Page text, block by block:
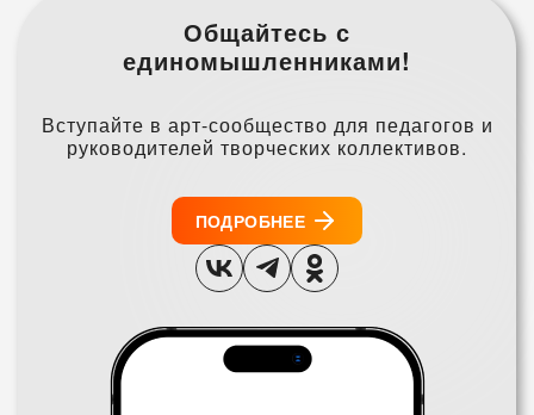
Общайтесь с
единомышленниками!
Вступайте в арт-сообщество для педагогов и
руководителей творческих коллективов.
ПОДРОБНЕЕ